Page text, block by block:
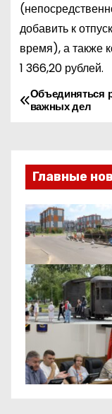
добавить к
время), а также
1 366,20 рублей.
Н
в
и
г
а
ц
и
я
п
Объединяться
важных дел
Главные